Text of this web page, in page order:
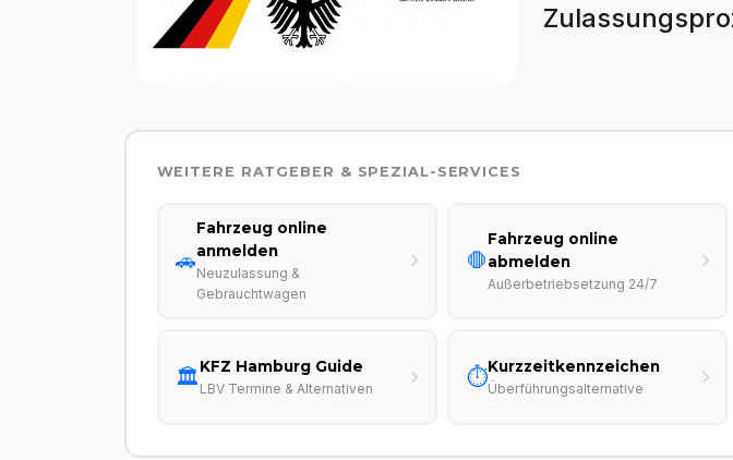
WEITERE RATGEBER & SPEZIAL-SERVICES
🚗
Fahrzeug online
anmelden
Neuzulassung &
Gebrauchtwagen
🛑
Fahrzeug online
abmelden
Außerbetriebsetzung 24/7
🏛️KFZ Hamburg Guide
LBV Termine & Alternativen ⏱️Kurzzeitkennzeichen
Überführungsalternative